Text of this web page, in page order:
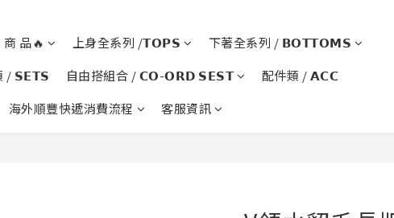
品🔥 上身全系列 /𝗧𝗢𝗣𝗦
下著全系列 / 𝗕𝗢𝗧𝗧𝗢𝗠𝗦
/ 𝗦𝗘𝗧𝗦
自由搭組合 / 𝗖𝗢-𝗢𝗥𝗗 𝗦𝗘𝗦𝗧
配件類 / 𝗔𝗖𝗖
海外順豐快遞消費流程
客服資訊